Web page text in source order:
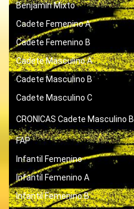
Benjamín Mixto
Cadete Femenino A
Cadete Femenino B
Cadete Masculino A
Cadete Masculino B
Cadete Masculino C
CRONICAS Cadete Masculino B
FAP
Infantil Femenino
Infantil Femenino A
Infantil Femenino B